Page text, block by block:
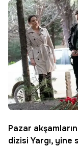
Pazar
dizisi Yargı, yine